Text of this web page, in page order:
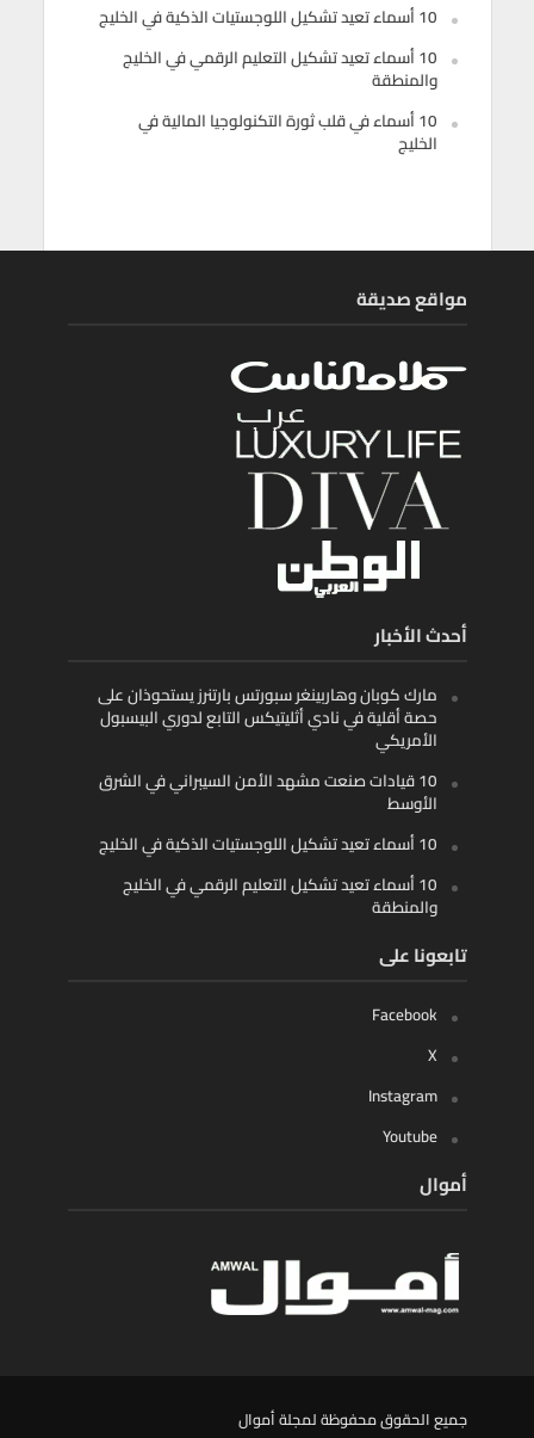
10 أسماء تعيد تشكيل اللوجستيات الذكية في الخليج
10 أسماء تعيد تشكيل التعليم الرقمي في الخليج
والمنطقة
10 أسماء في قلب ثورة التكنولوجيا المالية في
الخليج
مواقع صديقة
أحدث الأخبار
مارك كوبان وهاربينغر سبورتس بارتنرز يستحوذان على
حصة أقلية في نادي أثليتيكس التابع لدوري البيسبول
الأمريكي
10 قيادات صنعت مشهد الأمن السيبراني في الشرق
الأوسط
10 أسماء تعيد تشكيل اللوجستيات الذكية في الخليج
10 أسماء تعيد تشكيل التعليم الرقمي في الخليج
والمنطقة
تابعونا على
Facebook
X
Instagram
Youtube
أموال
جميع الحقوق محفوظة لمجلة أموال